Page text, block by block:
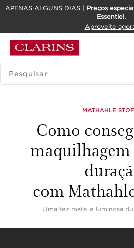
SALTAR PARA O CONTEÚDO
APENAS ALGUNS DIAS | Preços
Essentiel.
Aproveite
PESQUISAR LEGENDA
MATHAHLE
Como
com
Uma tez mate e luminosa